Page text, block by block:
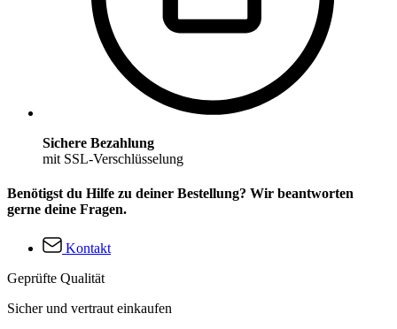
Sichere Bezahlung
mit SSL-Verschlüsselung
Benötigst du Hilfe zu deiner Bestellung? Wir beantworten
gerne deine Fragen.
Kontakt
Geprüfte Qualität
Sicher und vertraut einkaufen